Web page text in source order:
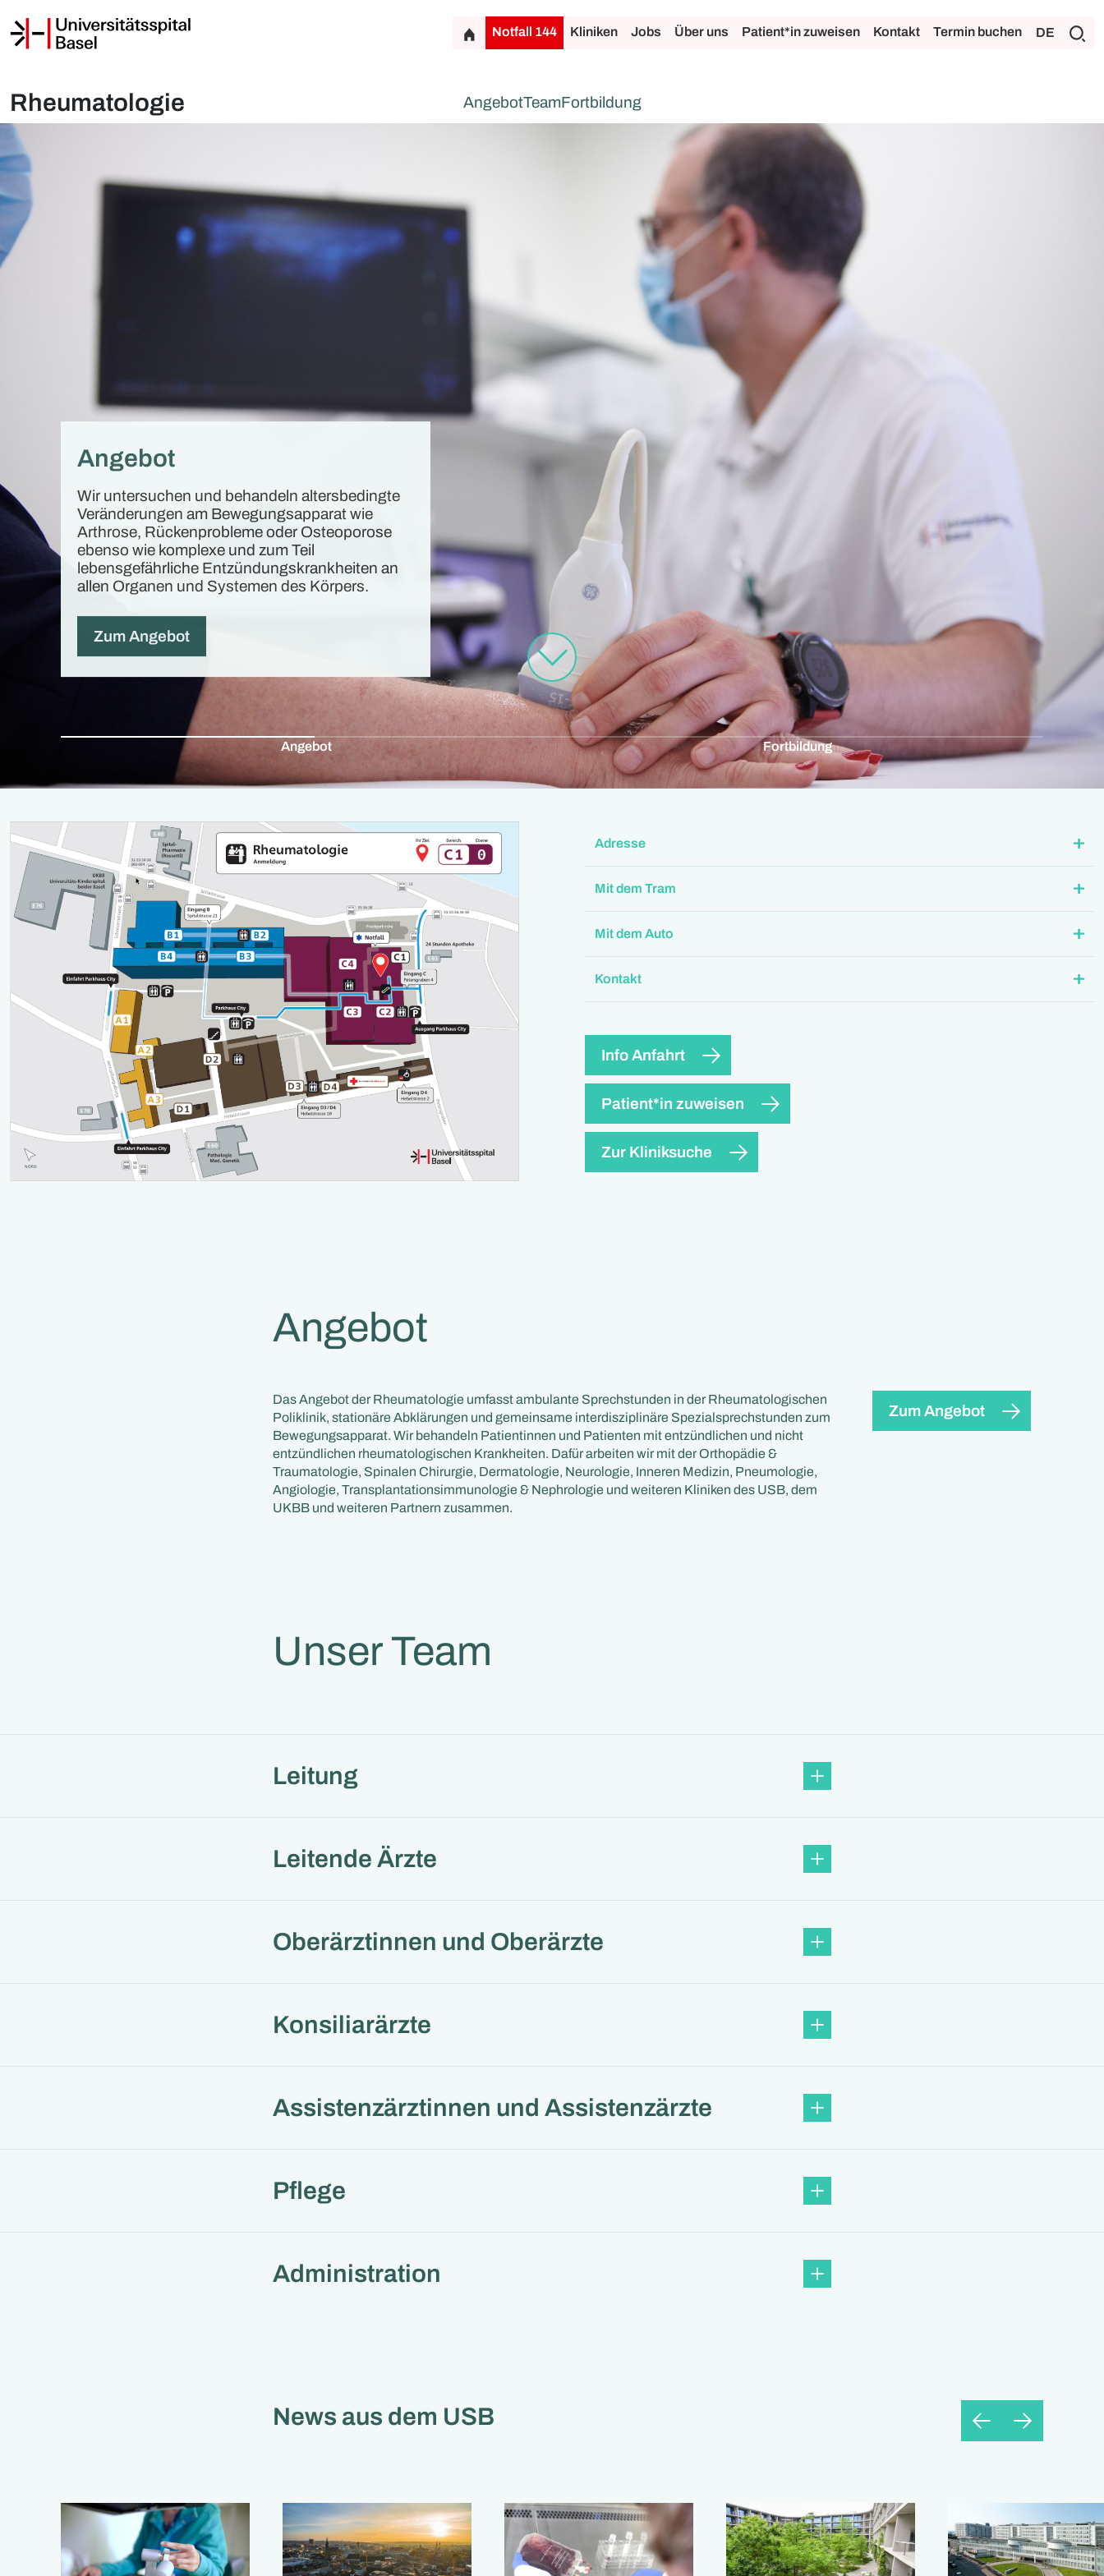
Notfall 144 Kliniken Jobs Über uns Patient*in zuweisen Kontakt Termin buchen DE
Rheumatologie AngebotTeamFortbildung
Angebot
Wir untersuchen und behandeln altersbedingte
Veränderungen am Bewegungsapparat wie
Arthrose, Rückenprobleme oder Osteoporose
ebenso wie komplexe und zum Teil
lebensgefährliche Entzündungskrankheiten an
allen Organen und Systemen des Körpers.
Zum Angebot
Angebot Fortbildung
Adresse
Mit dem Tram
Mit dem Auto
Kontakt
Info Anfahrt
Patient*in zuweisen
Zur Kliniksuche
Angebot
Das Angebot der Rheumatologie umfasst ambulante Sprechstunden in der Rheumatologischen
Poliklinik, stationäre Abklärungen und gemeinsame interdisziplinäre Spezialsprechstunden zum
Bewegungsapparat. Wir behandeln Patientinnen und Patienten mit entzündlichen und nicht
entzündlichen rheumatologischen Krankheiten. Dafür arbeiten wir mit der Orthopädie &
Traumatologie, Spinalen Chirurgie, Dermatologie, Neurologie, Inneren Medizin, Pneumologie,
Angiologie, Transplantationsimmunologie & Nephrologie und weiteren Kliniken des USB, dem
UKBB und weiteren Partnern zusammen.
Zum Angebot
Unser Team
Leitung
Leitende Ärzte
Oberärztinnen und Oberärzte
Konsiliarärzte
Assistenzärztinnen und Assistenzärzte
Pflege
Administration
News aus dem USB